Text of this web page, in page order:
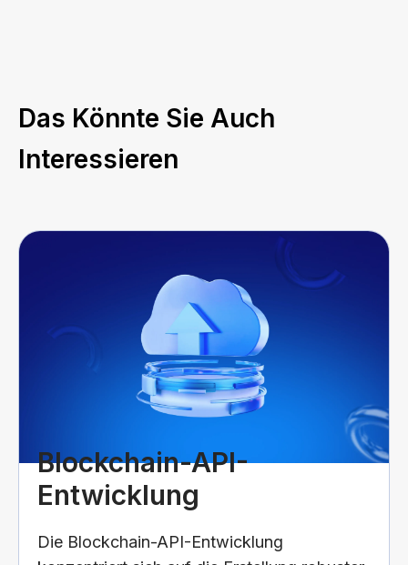
Das Könnte Sie Auch
Interessieren
Blockchain-API-
Entwicklung
Die Blockchain-API-Entwicklung